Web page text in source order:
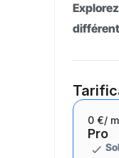
0 €/
Pro